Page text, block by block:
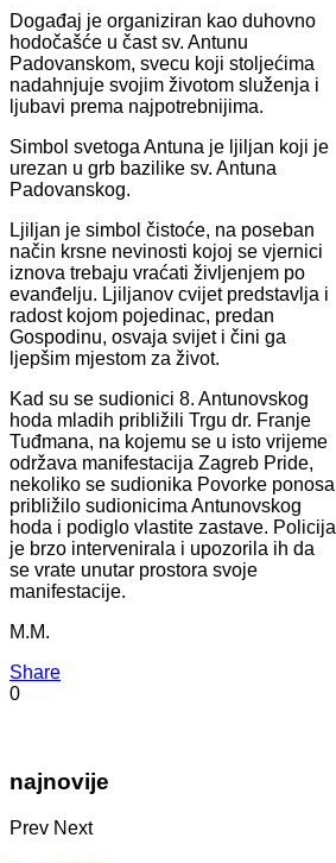
Događaj je organiziran kao duhovno
hodočašće u čast sv. Antunu
Padovanskom, svecu koji stoljećima
nadahnjuje svojim životom služenja i
ljubavi prema najpotrebnijima.
Simbol svetoga Antuna je ljiljan koji je
urezan u grb bazilike sv. Antuna
Padovanskog.
Ljiljan je simbol čistoće, na poseban
način krsne nevinosti kojoj se vjernici
iznova trebaju vraćati življenjem po
evanđelju. Ljiljanov cvijet predstavlja i
radost kojom pojedinac, predan
Gospodinu, osvaja svijet i čini ga
ljepšim mjestom za život.
Kad su se sudionici 8. Antunovskog
hoda mladih približili Trgu dr. Franje
Tuđmana, na kojemu se u isto vrijeme
održava manifestacija Zagreb Pride,
nekoliko se sudionika Povorke ponosa
približilo sudionicima Antunovskog
hoda i podiglo vlastite zastave. Policija
je brzo intervenirala i upozorila ih da
se vrate unutar prostora svoje
manifestacije.
M.M.
Share
0
najnovije
Prev Next